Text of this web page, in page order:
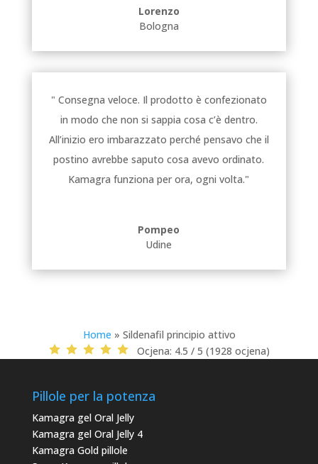
Lorenzo
Bologna
" Consegna veloce. Il prodotto è confezionato
in modo che non si sappia cosa c’è dentro.
All’inizio ero imbarazzato perché pensavo che il
postino avrebbe saputo cosa avevo ordinato.
Kamagra funziona per ora, ogni volta."
Pompeo
Udine
Home » Sildenafil principio attivo
Ocjena: 4.5 / 5 (1928 ocjena)
Pillole per la potenza
Kamagra gel Oral Jelly
Kamagra gel Oral Jelly 4
Kamagra Gold pillole